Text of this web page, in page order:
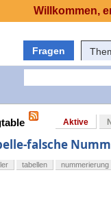
Fragen
Aktive
falsche
tabellen nummerierung
Willkommen,